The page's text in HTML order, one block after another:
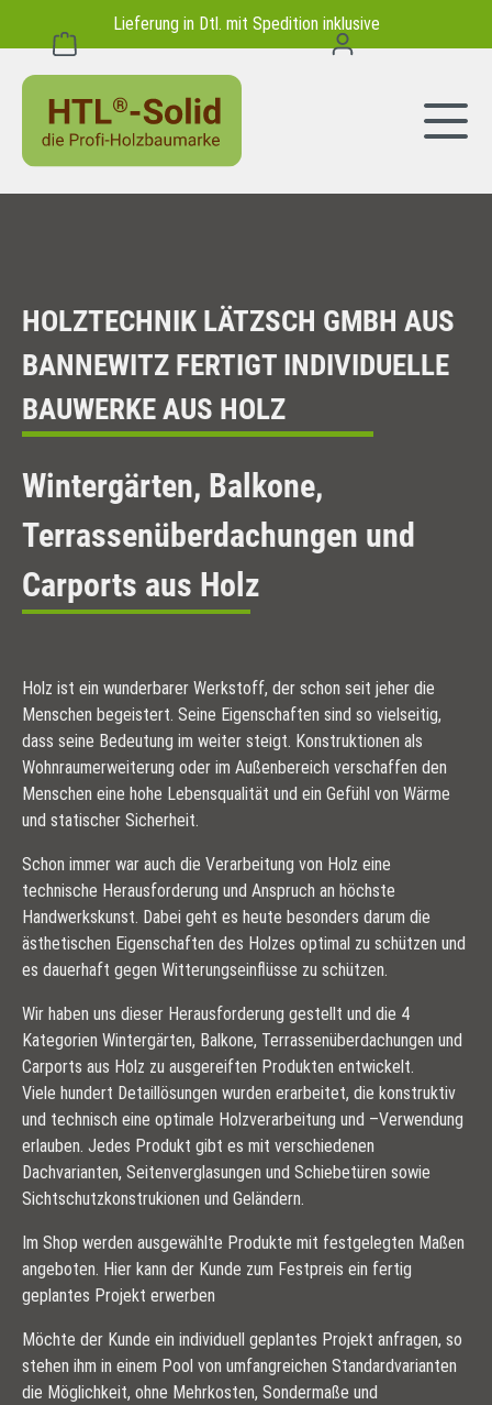
Lieferung in Dtl. mit Spedition inklusive
Warenkorb enthält 0 Positionen. Der Gesamtwert beträgt 0,00
HOLZTECHNIK LÄTZSCH GMBH AUS
BANNEWITZ FERTIGT INDIVIDUELLE
BAUWERKE AUS HOLZ
Wintergärten, Balkone,
Terrassenüberdachungen und
Carports aus Holz
Holz ist ein wunderbarer Werkstoff, der schon seit jeher die
Menschen begeistert. Seine Eigenschaften sind so vielseitig,
dass seine Bedeutung im weiter steigt. Konstruktionen als
Wohnraumerweiterung oder im Außenbereich verschaffen den
Menschen eine hohe Lebensqualität und ein Gefühl von Wärme
und statischer Sicherheit.
Schon immer war auch die Verarbeitung von Holz eine
technische Herausforderung und Anspruch an höchste
Handwerkskunst. Dabei geht es heute besonders darum die
ästhetischen Eigenschaften des Holzes optimal zu schützen und
es dauerhaft gegen Witterungseinflüsse zu schützen.
Wir haben uns dieser Herausforderung gestellt und die 4
Kategorien Wintergärten, Balkone, Terrassenüberdachungen und
Carports aus Holz zu ausgereiften Produkten entwickelt.
Viele hundert Detaillösungen wurden erarbeitet, die konstruktiv
und technisch eine optimale Holzverarbeitung und –Verwendung
erlauben. Jedes Produkt gibt es mit verschiedenen
Dachvarianten, Seitenverglasungen und Schiebetüren sowie
Sichtschutzkonstrukionen und Geländern.
Im Shop werden ausgewählte Produkte mit festgelegten Maßen
angeboten. Hier kann der Kunde zum Festpreis ein fertig
geplantes Projekt erwerben
Möchte der Kunde ein individuell geplantes Projekt anfragen, so
stehen ihm in einem Pool von umfangreichen Standardvarianten
die Möglichkeit, ohne Mehrkosten, Sondermaße und